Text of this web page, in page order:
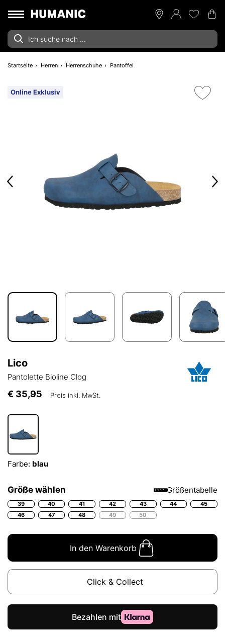
Startseite Herren Herrenschuhe Pantoffel
Online Exklusiv
Lico
Pantolette Bioline Clog
€ 35,95 Preis inkl. MwSt.
Farbe: blau
Größe wählen Größentabelle
39 40 41 42 43 44
45
46
47 48 49 50
In den Warenkorb
Click & Collect